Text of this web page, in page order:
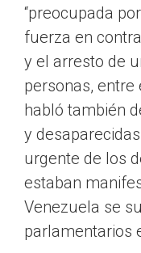
“preocupada
fuerza en
y el arresto de
personas, entre
habló también
y
urgente de los
estaban
Venezuela se
parlamentarios